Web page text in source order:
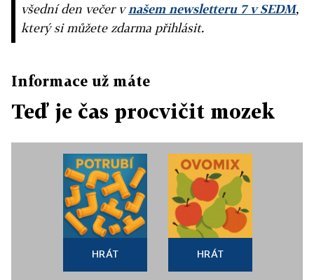
všední den večer vnašem newsletteru 7 v SEDM,
který si můžete zdarma přihlásit.
Informace už máte
Teď je čas procvičit mozek
HRÁT HRÁT